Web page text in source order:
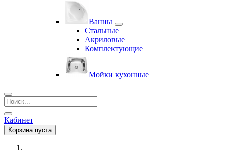
Ванны
Стальные
Акриловые
Комплектующие
Мойки кухонные
Кабинет
Корзина пуста